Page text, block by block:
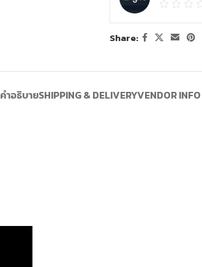
Share:
คำอธิบายSHIPPING & DELIVERYVENDOR INFO